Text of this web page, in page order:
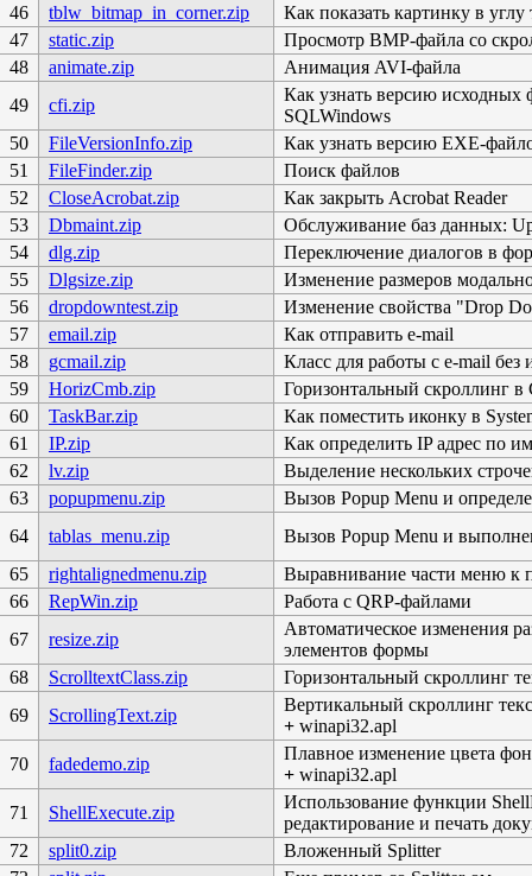
46 tblw_bitmap_in_corner.zip
Как показать картинку в
47
static.zip
Просмотр BMP-файла со
48
animate.zip
Анимация AVI-файла
49
cfi.zip
Как узнать версию
SQLWindows
50
FileVersionInfo.zip
Как узнать версию EXE-
51
FileFinder.zip
Поиск файлов
52
CloseAcrobat.zip
Как закрыть Acrobat Reader
53
Dbmaint.zip
Обслуживание баз данных:
54
dlg.zip
Переключение диалогов в
55
Dlgsize.zip
Изменение размеров
56
dropdowntest.zip
Изменение свойства "Drop
57
email.zip
Как отправить e-mail
58
gcmail.zip
Класс для работы с e-mail без
59
HorizCmb.zip
Горизонтальный скроллинг в
60
TaskBar.zip
Как поместить иконку в
61
IP.zip
Как определить IP адрес по
62
lv.zip
Выделение нескольких
63
popupmenu.zip
Вызов Popup Menu и
64
tablas_menu.zip
Вызов Popup Menu и
65
rightalignedmenu.zip
Выравнивание части меню к
66
RepWin.zip
Работа с QRP-файлами
67
resize.zip
Автоматическое изменения
элементов формы
68
ScrolltextClass.zip
Горизонтальный скроллинг
69
ScrollingText.zip
Вертикальный скроллинг
+ winapi32.apl
70
fadedemo.zip
Плавное изменение цвета
+ winapi32.apl
71
ShellExecute.zip
Использование функции
редактирование и печать
72
split0.zip
Вложенный Splitter